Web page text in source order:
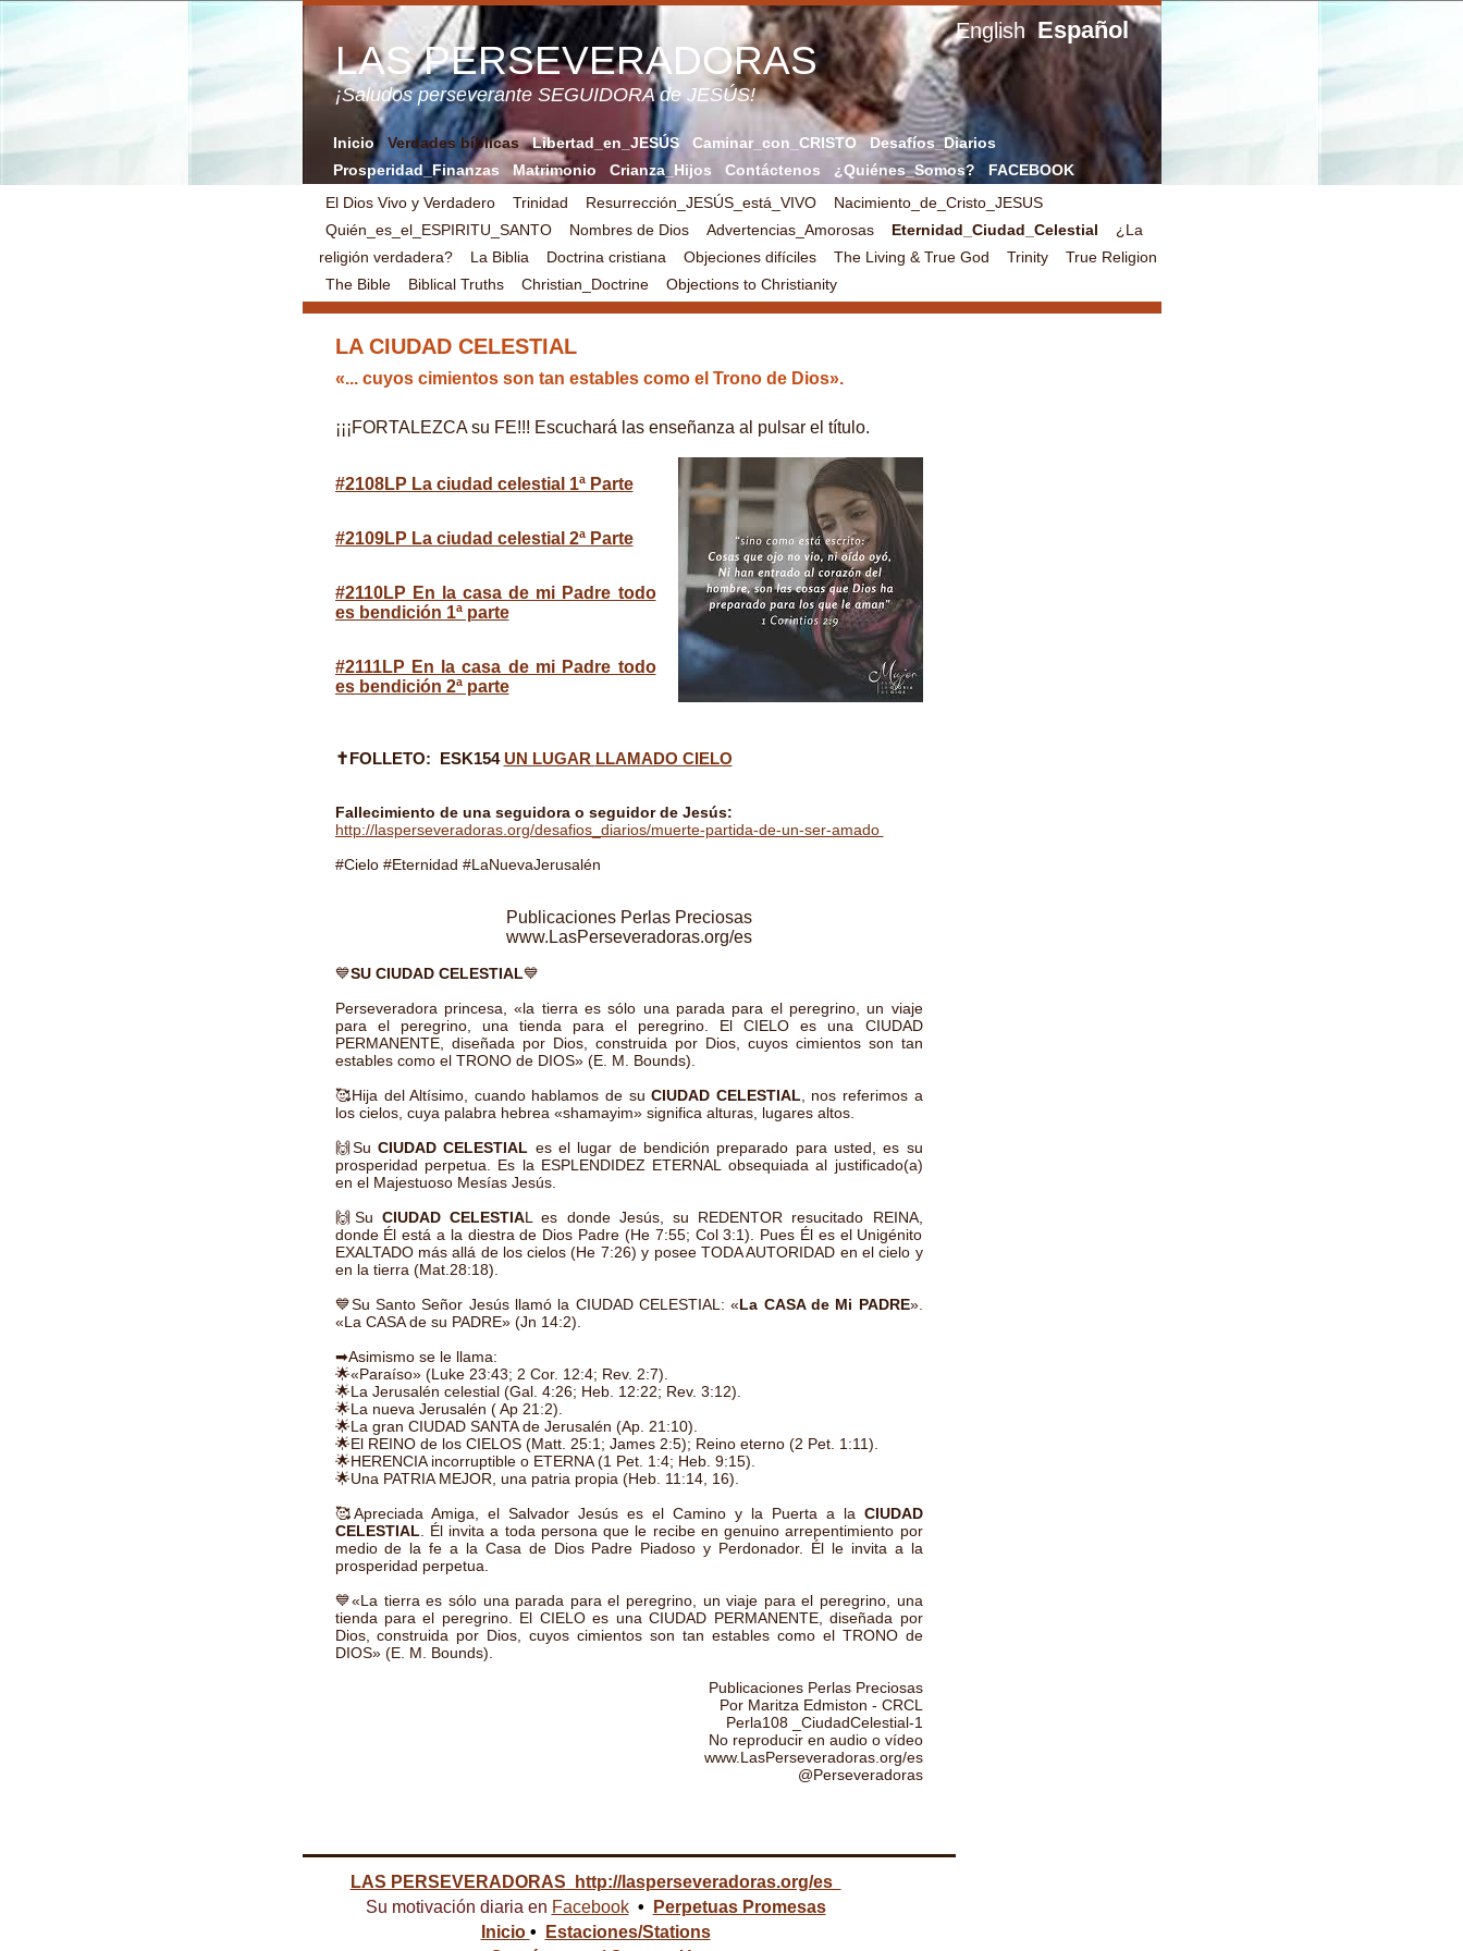
LAS PERSEVERADORAS
¡Saludos perseverante SEGUIDORA de JESÚS!
English Español
Inicio Verdades bíblicas Libertad_en_JESÚS Caminar_con_CRISTO
Desafíos_Diarios
Prosperidad_Finanzas
Matrimonio Crianza_Hijos Contáctenos ¿Quiénes_Somos?
FACEBOOK
El Dios Vivo y Verdadero
Trinidad Resurrección_JESÚS_está_VIVO
Nacimiento_de_Cristo_JESUS
Quién_es_el_ESPIRITU_SANTO
Nombres de Dios Advertencias_Amorosas Eternidad_Ciudad_Celestial
¿La
religión verdadera?
La Biblia Doctrina cristiana Objeciones difíciles The Living & True God Trinity
True Religion
The Bible
Biblical Truths Christian_Doctrine Objections to Christianity
LA CIUDAD CELESTIAL
«... cuyos cimientos son tan estables como el Trono de Dios».
¡¡¡FORTALEZCA su FE!!! Escuchará las enseñanza al pulsar el título.
#2108LP La ciudad celestial 1ª Parte
#2109LP La ciudad celestial 2ª Parte
#2110LP En la casa de mi Padre todo
es bendición 1ª parte
#2111LP En la casa de mi Padre todo
es bendición 2ª parte
✝FOLLETO: ESK154 UN LUGAR LLAMADO CIELO
Fallecimiento de una seguidora o seguidor de Jesús:
http://lasperseveradoras.org/desafios_diarios/muerte-partida-de-un-ser-amado
#Cielo #Eternidad #LaNuevaJerusalén
Publicaciones Perlas Preciosas
www.LasPerseveradoras.org/es
💙SU CIUDAD CELESTIAL💙
Perseveradora princesa, «la tierra es sólo una parada para el peregrino, un viaje
para el peregrino, una tienda para el peregrino. El CIELO es una CIUDAD
PERMANENTE, diseñada por Dios, construida por Dios, cuyos cimientos son tan
estables como el TRONO de DIOS» (E. M. Bounds).
🥰Hija del Altísimo, cuando hablamos de suCIUDAD CELESTIAL , nos referimos a
los cielos, cuya palabra hebrea «shamayim» significa alturas, lugares altos.
🙌SuCIUDAD CELESTIAL es el lugar de bendición preparado para usted, es su
prosperidad perpetua. Es la ESPLENDIDEZ ETERNAL obsequiada al justificado(a)
en el Majestuoso Mesías Jesús.
🙌Su CIUDAD CELESTIAL es donde Jesús, su REDENTOR resucitado REINA,
donde Él está a la diestra de Dios Padre (He 7:55; Col 3:1). Pues Él es el Unigénito
EXALTADO más allá de los cielos (He 7:26) y posee TODA AUTORIDAD en el cielo y
en la tierra (Mat.28:18).
💙Su Santo Señor Jesús llamó la CIUDAD CELESTIAL: «La CASA de Mi PADRE».
«La CASA de su PADRE» (Jn 14:2).
➡Asimismo se le llama:
🌟«Paraíso» (Luke 23:43; 2 Cor. 12:4; Rev. 2:7).
🌟La Jerusalén celestial (Gal. 4:26; Heb. 12:22; Rev. 3:12).
🌟La nueva Jerusalén ( Ap 21:2).
🌟La gran CIUDAD SANTA de Jerusalén (Ap. 21:10).
🌟El REINO de los CIELOS (Matt. 25:1; James 2:5); Reino eterno (2 Pet. 1:11).
🌟HERENCIA incorruptible o ETERNA (1 Pet. 1:4; Heb. 9:15).
🌟Una PATRIA MEJOR, una patria propia (Heb. 11:14, 16).
🥰Apreciada Amiga, el Salvador Jesús es el Camino y la Puerta a la CIUDAD
CELESTIAL . Él invita a toda persona que le recibe en genuino arrepentimiento por
medio de la fe a la Casa de Dios Padre Piadoso y Perdonador. Él le invita a la
prosperidad perpetua.
💙«La tierra es sólo una parada para el peregrino, un viaje para el peregrino, una
tienda para el peregrino. El CIELO es una CIUDAD PERMANENTE, diseñada por
Dios, construida por Dios, cuyos cimientos son tan estables como el TRONO de
DIOS» (E. M. Bounds).
Publicaciones Perlas Preciosas
Por Maritza Edmiston - CRCL
Perla108 _CiudadCelestial-1
No reproducir en audio o vídeo
www.LasPerseveradoras.org/es
@Perseveradoras
LAS PERSEVERADORAS http://lasperseveradoras.org/es
Su motivación diaria en Facebook•
Perpetuas Promesas
Inicio •
Estaciones/Stations